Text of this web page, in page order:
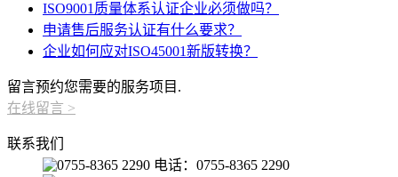
ISO9001质量体系认证企业必须做吗？
申请售后服务认证有什么要求？
企业如何应对ISO45001新版转换？
留言预约您需要的服务项目.
在线留言 >
联系我们
电话：0755-8365 2290